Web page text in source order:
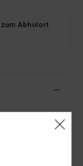
Abholort